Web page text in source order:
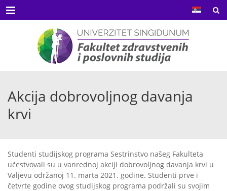
Menu
Akcija dobrovoljnog davanja
krvi
Studenti studijskog programa Sestrinstvo našeg Fakulteta
učestvovali su u vanrednoj akciji dobrovoljnog davanja krvi u
Valjevu održanoj 11. marta 2021. godine. Studenti prve i
četvrte godine ovog studijskog programa podržali su svojim